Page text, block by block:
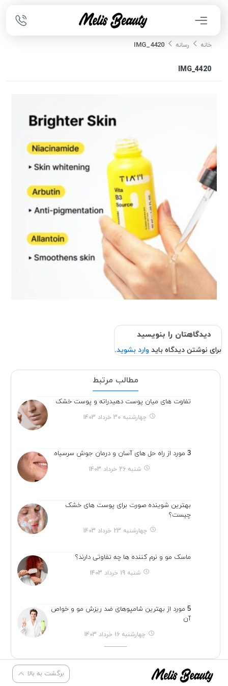
خانه رسانه IMG_4420
IMG_4420
دیدگاهتان را بنویسید
برای نوشتن دیدگاه باید وارد بشوید.
مطالب مرتبط
تفاوت های میان پوست دهیدراته و پوست خشک
چهارشنبه 30 خرداد 1403
3 مورد از راه حل های آسان و درمان جوش سرسیاه
شنبه 26 خرداد 1403
بهترین شوینده صورت برای پوست های خشک
چیست؟
چهارشنبه 23 خرداد 1403
ماسک مو و نرم کننده ها چه تفاوتی دارند؟
شنبه 19 خرداد 1403
5 مورد از بهترین شامپوهای ضد ریزش مو و خواص
آن
چهارشنبه 16 خرداد 1403
برگشت به بالا